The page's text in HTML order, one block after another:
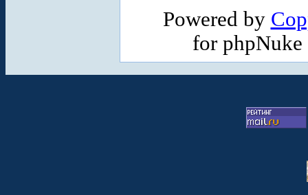
Powered by
for